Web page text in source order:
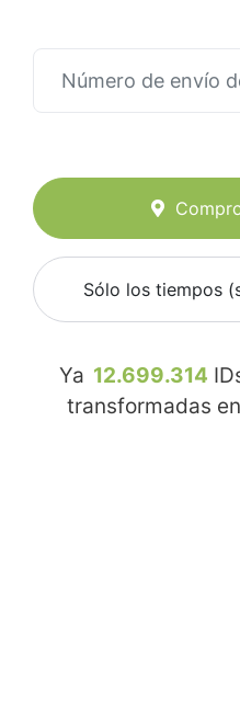
Sólo los tiempos
Ya 12.699.314
transformadas en